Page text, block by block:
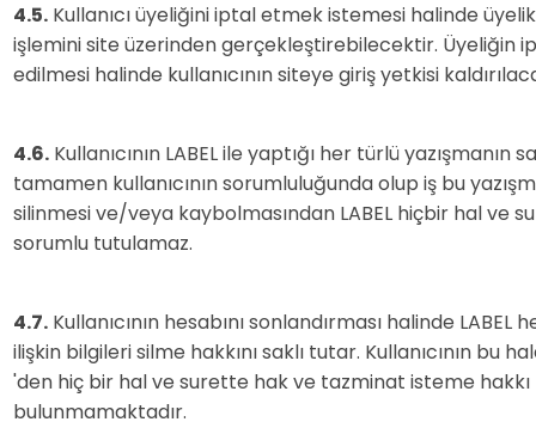
4.5. Kullanıcı üyeliğini iptal etmek istemesi halinde
işlemini site üzerinden gerçekleştirebilecektir. Üyeliğin
edilmesi halinde kullanıcının siteye giriş yetkisi
4.6. Kullanıcının LABEL ile yaptığı her türlü yazışmanın
tamamen kullanıcının sorumluluğunda olup iş bu
silinmesi ve/veya kaybolmasından LABEL hiçbir hal ve
sorumlu tutulamaz.
4.7. Kullanıcının hesabını sonlandırması halinde LABEL
ilişkin bilgileri silme hakkını saklı tutar. Kullanıcının bu
'den hiç bir hal ve surette hak ve tazminat isteme hakkı
bulunmamaktadır.